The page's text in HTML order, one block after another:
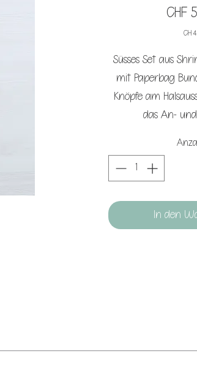
CHF
CH
Süsses Set aus
mit Paperbag
Knöpfe am
das An-
In den